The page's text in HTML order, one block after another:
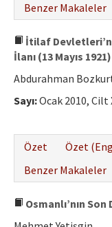
Benzer Makaleler
İtilaf
İlanı (13 Mayıs 1921)
Abdurahman
Sayı:Ocak 2010, Cilt
Özet
Özet
Benzer Makaleler
Osmanlı’nın